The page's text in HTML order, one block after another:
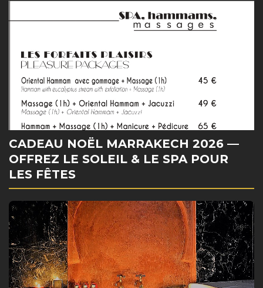
CADEAU NOËL MARRAKECH 2026 —
OFFREZ LE SOLEIL & LE SPA POUR
LES FÊTES